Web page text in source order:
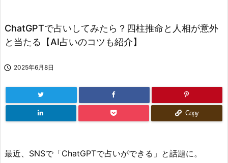

ChatGPTで占いしてみたら？四柱推命と人相が意外
と当たる【AI占いのコツも紹介】
 2025年6月8日
Copy
最近、SNSで「ChatGPTで占いができる」と話題に。